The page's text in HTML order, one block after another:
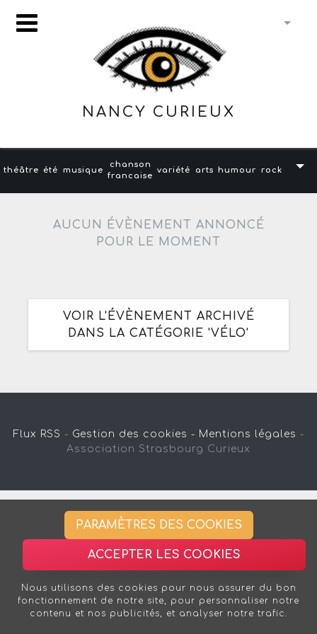
NANCY CURIEUX
théâtre été musique
chanson
francaise
variété arts humour rock
AUCUN ÉVÈNEMENT ANNONCÉ
POUR LE MOMENT
VOIR L'ÉVÈNEMENT ARCHIVÉ
DANS LA CATÉGORIE 'VÉLO'
Flux RSS - Gestion des cookies - Mentions légales -
Association Strasbourg Curieux
PARAMÈTRES DES COOKIES
ACCEPTER LES COOKIES
Nous utilisons des cookies pour nous assurer du bon
fonctionnement de notre site, pour personnaliser notre
contenu et nos publicités, et analyser notre trafic.